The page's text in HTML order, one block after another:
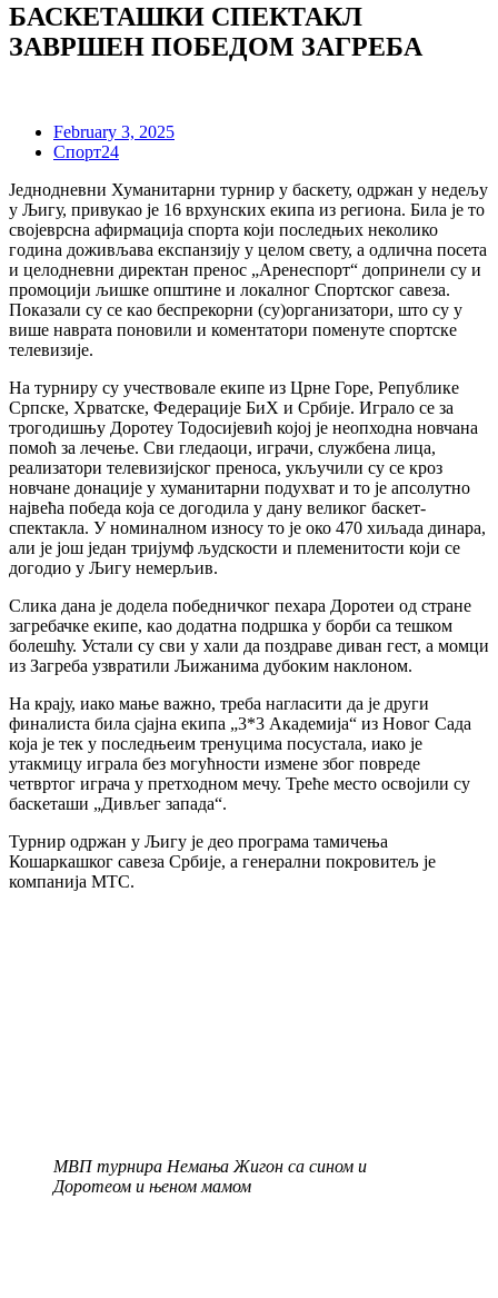
БАСКЕТАШКИ СПЕКТАКЛ
ЗАВРШЕН ПОБЕДОМ ЗАГРЕБА
February 3, 2025
Спорт24
Једнодневни Хуманитарни турнир у баскету, одржан у недељу
у Љигу, привукао је 16 врхунских екипа из региона. Била је то
својеврсна афирмација спорта који последњих неколико
година доживљава експанзију у целом свету, а одлична посета
и целодневни директан пренос „Аренеспорт“ допринели су и
промоцији љишке општине и локалног Спортског савеза.
Показали су се као беспрекорни (су)организатори, што су у
више наврата поновили и коментатори поменуте спортске
телевизије.
На турниру су учествовале екипе из Црне Горе, Републике
Српске, Хрватске, Федерације БиХ и Србије. Играло се за
трогодишњу Доротеу Тодосијевић којој је неопходна новчана
помоћ за лечење. Сви гледаоци, играчи, службена лица,
реализатори телевизијског преноса, укључили су се кроз
новчане донације у хуманитарни подухват и то је апсолутно
највећа победа која се догодила у дану великог баскет-
спектакла. У номиналном износу то је око 470 хиљада динара,
али је још један тријумф људскости и племенитости који се
догодио у Љигу немерљив.
Слика дана је додела победничког пехара Доротеи од стране
загребачке екипе, као додатна подршка у борби са тешком
болешћу. Устали су сви у хали да поздраве диван гест, а момци
из Загреба узвратили Љижанима дубоким наклоном.
На крају, иако мање важно, треба нагласити да је други
финалиста била сјајна екипа „3*3 Академија“ из Новог Сада
која је тек у последњеим тренуцима посустала, иако је
утакмицу играла без могућности измене због повреде
четвртог играча у претходном мечу. Треће место освојили су
баскеташи „Дивљег запада“.
Турнир одржан у Љигу је део програма тамичења
Кошаркашког савеза Србије, а генерални покровитељ је
компанија МТС.
МВП турнира Немања Жигон са сином и
Доротеом и њеном мамом